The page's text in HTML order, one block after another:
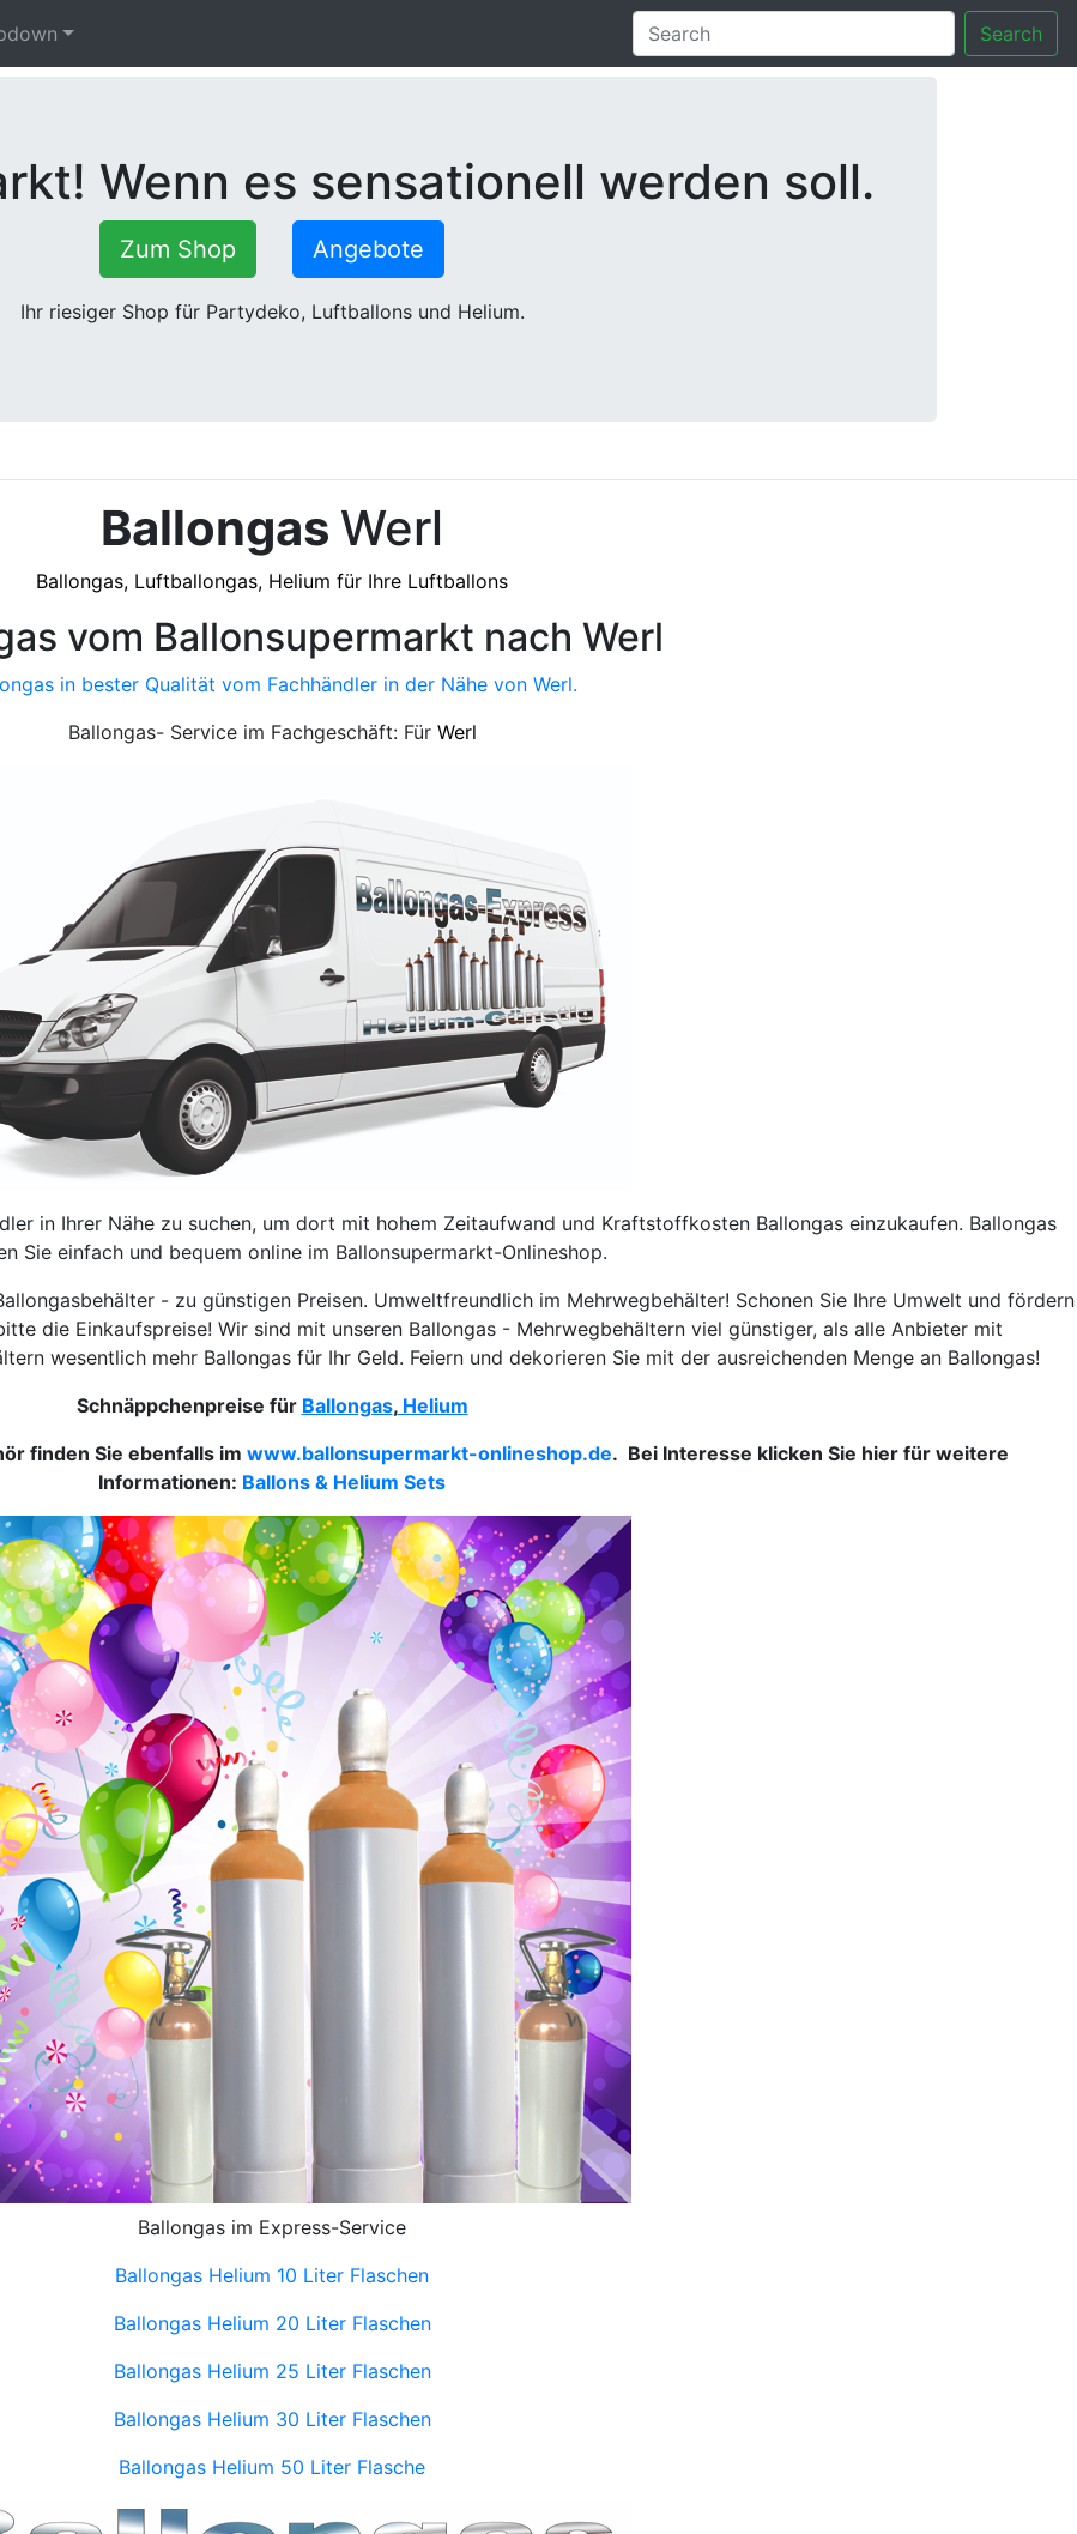
Search
Wenn es sensationell werden soll.
Zum Shop Angebote
Ihr riesiger Shop für Partydeko, Luftballons und Helium.
Ballongas Werl
Ballongas, Luftballongas, Helium für Ihre Luftballons
vom Ballonsupermarkt nach Werl
in bester Qualität vom Fachhändler in der Nähe von Werl.
Ballongas- Service im Fachgeschäft: Für Werl
in Ihrer Nähe zu suchen, um dort mit hohem Zeitaufwand und Kraftstoffkosten Ballongas einzukaufen. Ballongas
Sie einfach und bequem online im Ballonsupermarkt-Onlineshop.
- zu günstigen Preisen. Umweltfreundlich im Mehrwegbehälter! Schonen Sie Ihre Umwelt und fördern
die Einkaufspreise! Wir sind mit unseren Ballongas - Mehrwegbehältern viel günstiger, als alle Anbieter mit
wesentlich mehr Ballongas für Ihr Geld. Feiern und dekorieren Sie mit der ausreichenden Menge an Ballongas!
Schnäppchenpreise für Ballongas,Helium
finden Sie ebenfalls im www.ballonsupermarkt-onlineshop.de. Bei Interesse klicken Sie hier für weitere
Informationen: Ballons & Helium Sets
Ballongas im Express-Service
Ballongas Helium 10 Liter Flaschen
Ballongas Helium 20 Liter Flaschen
Ballongas Helium 25 Liter Flaschen
Ballongas Helium 30 Liter Flaschen
Ballongas Helium 50 Liter Flasche